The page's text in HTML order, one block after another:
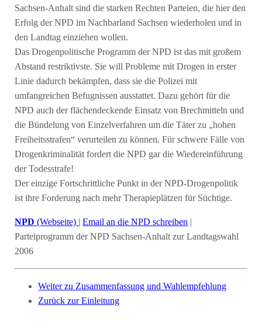
Sachsen-Anhalt sind die starken Rechten Parteien, die hier den
Erfolg der NPD im Nachbarland Sachsen wiederholen und in
den Landtag einziehen wollen.
Das Drogenpolitische Programm der NPD ist das mit großem
Abstand restriktivste. Sie will Probleme mit Drogen in erster
Linie dadurch bekämpfen, dass sie die Polizei mit
umfangreichen Befugnissen ausstattet. Dazu gehört für die
NPD auch der flächendeckende Einsatz von Brechmitteln und
die Bündelung von Einzelverfahren um die Täter zu „hohen
Freiheitsstrafen“ verurteilen zu können. Für schwere Fälle von
Drogenkriminalität fordert die NPD gar die Wiedereinführung
der Todesstrafe!
Der einzige Fortschrittliche Punkt in der NPD-Drogenpolitik
ist ihre Forderung nach mehr Therapieplätzen für Süchtige.
NPD (Webseite) |Email an die NPD schreiben |
Parteiprogramm der NPD Sachsen-Anhalt zur Landtagswahl
2006
Weiter zu Zusammenfassung und Wahlempfehlung
Zurück zur Einleitung